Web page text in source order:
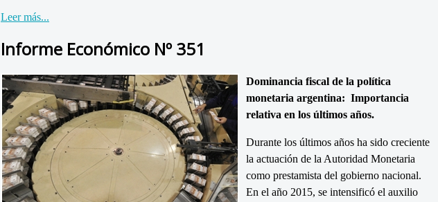
Leer más...
Informe Económico Nº 351
Dominancia fiscal de la política
monetaria argentina: Importancia
relativa en los últimos años.
Durante los últimos años ha sido creciente
la actuación de la Autoridad Monetaria
como prestamista del gobierno nacional.
En el año 2015, se intensificó el auxilio